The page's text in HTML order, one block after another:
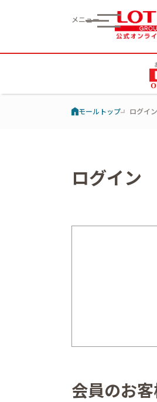
メニュー
モールトップ ログイン
ログイン
会員のお